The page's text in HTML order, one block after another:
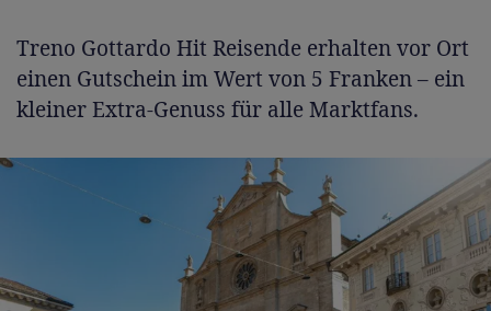
Treno Gottardo Hit Reisende erhalten vor Ort
einen Gutschein im Wert von 5 Franken – ein
kleiner Extra-Genuss für alle Marktfans.